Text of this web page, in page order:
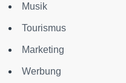
Musik
Tourismus
Marketing
Werbung